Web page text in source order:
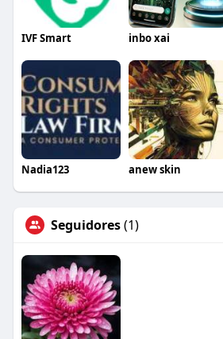
IVF Smart inbo xai
Nadia123 anew skin
Seguidores(1)